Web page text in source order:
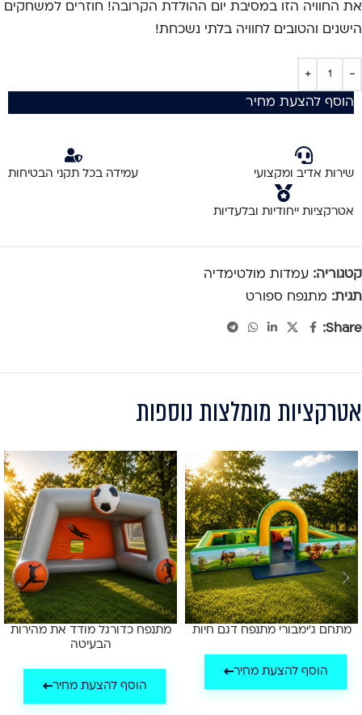
את החוויה הזו במסיבת יום ההולדת הקרובה! חוזרים למשחקים
הישנים והטובים לחוויה בלתי נשכחת!
הוסף להצעת מחיר
שירות אדיב ומקצועי עמידה בכל תקני הבטיחות
אטרקציות ייחודיות ובלעדיות
קטגוריה: עמדות מולטימדיה
תגית: מתנפח ספורט
Share:
אטרקציות מומלצות נוספות
מתחם ג'ימבורי מתנפח דגם חיות
הוסף להצעת מחיר
מתנפח כדורגל מודד את מהירות
הבעיטה
הוסף להצעת מחיר